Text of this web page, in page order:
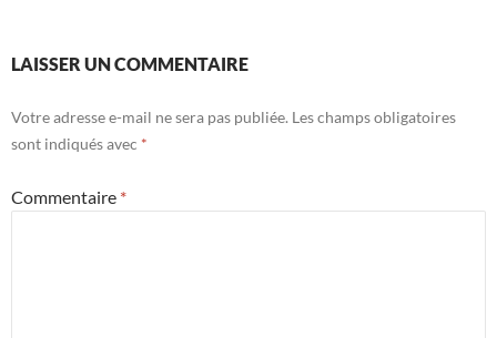
LAISSER UN COMMENTAIRE
Votre adresse e-mail ne sera pas publiée. Les champs obligatoires
sont indiqués avec *
Commentaire *